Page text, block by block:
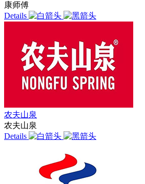
康师傅
Details
农夫山泉
农夫山泉
Details